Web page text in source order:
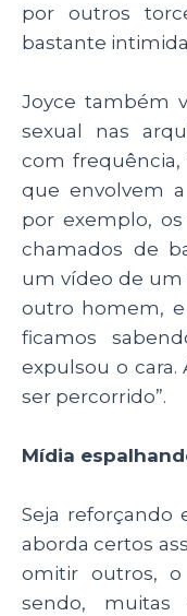
por outros
bastante
Joyce também
sexual nas
com frequência,
que envolvem a
por exemplo,
chamados de
um vídeo de
outro homem,
ficamos
expulsou o
ser percorrido”.
Mídia
Seja reforçando
aborda certos
omitir outros,
sendo, muitas